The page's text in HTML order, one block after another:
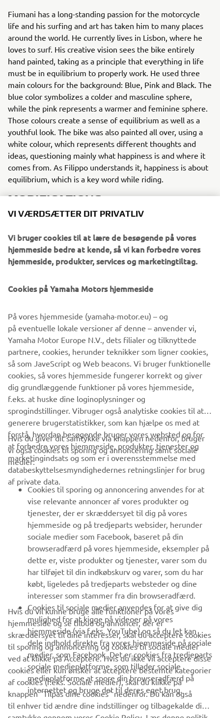
Fiumani has a long-standing passion for the motorcycle
life and his surfing and art has taken him to many places
around the world. He currently lives in Lisbon, where he
loves to surf. His creative vision sees the bike entirely
hand painted, taking as a principle that everything in life
must be in equilibrium to properly work. He used three
main colours for the background: Blue, Pink and Black. The
blue color symbolizes a colder and masculine sphere,
while the pink represents a warmer and feminine sphere.
Those colours create a sense of equilibrium as well as a
youthful look. The bike was also painted all over, using a
white colour, which represents different thoughts and
ideas, questioning mainly what happiness is and where it
comes from. As Filippo understands it, happiness is about
equilibrium, which is a key word while riding.
MODIFICATIONS
from the unique paintwork. The exhaust pipe was cut and
a different rear section added, which was then painted
with a high temp black paint. The front fender was
replaced with a handmade item which was repositioned
indicators and mirrors have been replaced and the rear
surfboard.
XSR125 PRODUCTION MODEL
VIRKSOMHED
B2B
MERE YAMAHA
SUPPORT
NYHEDSBREV
Vær den første til at få besked om de seneste tilbud, særlige
arrangementer, nye udgivelser og meget mere.
TILMELD DIG
Læs vores privatlivspolitik for at lære, hvordan vi behandler dine
personlige data:Privatlivspolitik
VI VÆRDSÆTTER DIT PRIVATLIV
Vi bruger cookies til at lære de besøgende på vores
hjemmeside bedre at kende, så vi kan forbedre vores
hjemmeside, produkter, services og marketingtiltag.
Cookies på Yamaha Motors hjemmeside
På vores hjemmeside (yamaha-motor.eu) – og
på eventuelle lokale versioner af denne – anvender vi,
Yamaha Motor Europe N.V., dets filialer og tilknyttede
partnere, cookies, herunder teknikker som ligner cookies,
så som JaveScript og Web beacons. Vi bruger funktionelle
cookies, så vores hjemmeside fungerer korrekt og giver
dig grundlæggende funktioner på vores hjemmeside,
f.eks. at huske dine loginoplysninger og
sprogindstillinger. Vibruger også analytiske cookies til at
generere brugerstatistikker, som kan hjælpe os med at
forstå, hvordan besøgende bruger vores websted og for
at forbedre vores hjemmeside, produkter, tjenester og
marketingindsats og som er i overensstemmelse med
databeskyttelsesmyndighedernes retningslinjer for brug
af private data.
Hvis du giver dit samtykke via knappen nedenfor, bruger
vi også cookies til sporing og annoncering samt sociale
medier:
Cookies til sporing og annoncering anvendes for at
vise relevante annoncer af vores produkter og
tjenester, der er skræddersyet til dig på vores
hjemmeside og på tredjeparts websider, herunder
sociale medier som Facebook, baseret på din
browseradfærd på vores hjemmeside, eksempler på
dette er, viste produkter og tjenester, varer som du
har tilføjet til din indkøbskurv og varer, som du har
købt, ligeledes på tredjeparts websteder og dine
interesser som stammer fra din browseradfærd.
Cookies til sociale medier anvendes for at give dig
mulighed for at kigge på videoer på vores
hjemmeside (via f.eks. YouTube) og så du let kan
dele indhold direkte fra vores hjemmeside på sociale
medier, som Facebook. Det er cookies fra tredjeparts
sociale medieplatforme, som tillader sociale
medieplatforme at spore din browseradfærd på
internettet og bruge det til deres eget brug.
Hvis du vil kunne bruge alle funktioner på vores
hjemmeside og se tilbud og annoncer, der er
skræddersyet til dine interesser, skal du acceptere cookies
til sporing og annoncering og cookies til sociale medier
ved at klikke på Acceptere. Hvis du ikke vil acceptere disse
cookies eller kun ønsker at acceptere bestemte kategorier
af cookies (f.eks. Sociale medier), skal du klikke på
knappen "Tilpas dine cookies" nedenfor. Du kan også
til enhver tid ændre dine indstillinger og tilbagekalde dit